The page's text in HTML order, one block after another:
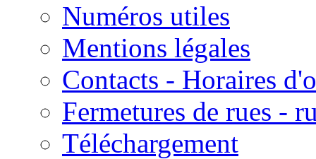
Numéros utiles
Mentions légales
Contacts - Horaires
Fermetures de rues -
Téléchargement